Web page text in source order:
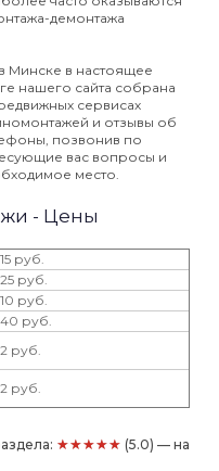
демонтажа
Минске в настоящее
нашего сайта собрана
сервисах
и отзывы об
позвонив по
вас вопросы и
место.
- Цены
руб.
руб.
руб.
40 руб.
руб.
руб.
★★★★★ (5.0) — на